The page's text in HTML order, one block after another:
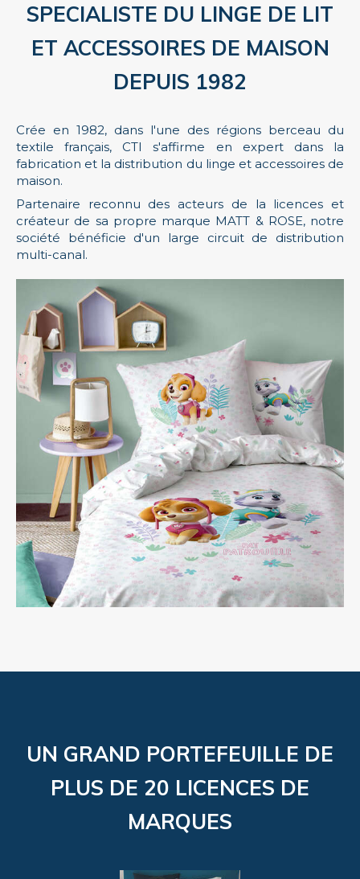
SPECIALISTE DU LINGE DE LIT
ET ACCESSOIRES DE MAISON
DEPUIS 1982
Crée en 1982, dans l'une des régions berceau du
textile français, CTI s'affirme en expert dans la
fabrication et la distribution du linge et accessoires de
maison.
Partenaire reconnu des acteurs de la licences et
créateur de sa propre marque MATT & ROSE, notre
société bénéficie d'un large circuit de distribution
multi-canal.
UN GRAND PORTEFEUILLE DE
PLUS DE 20 LICENCES DE
MARQUES